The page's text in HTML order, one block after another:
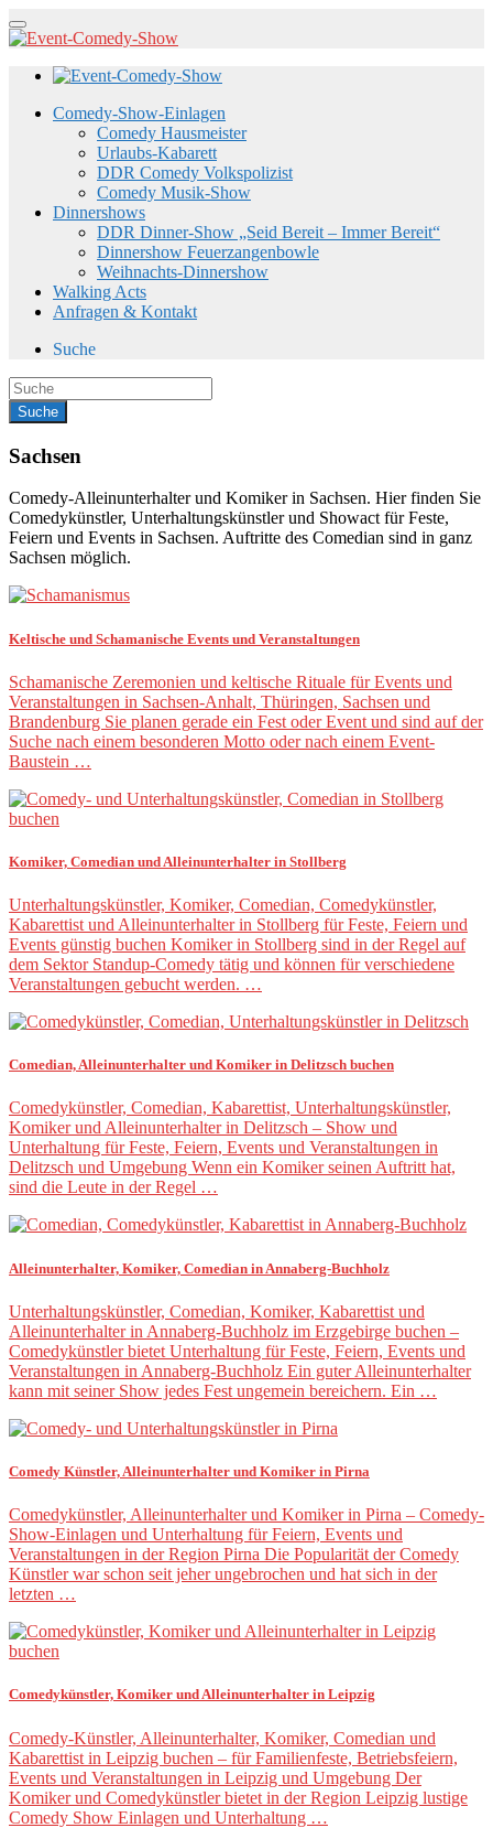
Comedy-Show-Einlagen
Comedy Hausmeister
Urlaubs-Kabarett
DDR Comedy Volkspolizist
Comedy Musik-Show
Dinnershows
DDR Dinner-Show „Seid Bereit – Immer Bereit“
Dinnershow Feuerzangenbowle
Weihnachts-Dinnershow
Walking Acts
Anfragen & Kontakt
Suche
Sachsen
Comedy-Alleinunterhalter und Komiker in Sachsen. Hier finden Sie
Comedykünstler, Unterhaltungskünstler und Showact für Feste,
Feiern und Events in Sachsen. Auftritte des Comedian sind in ganz
Sachsen möglich.
Keltische und Schamanische Events und Veranstaltungen
Schamanische Zeremonien und keltische Rituale für Events und
Veranstaltungen in Sachsen-Anhalt, Thüringen, Sachsen und
Brandenburg Sie planen gerade ein Fest oder Event und sind auf der
Suche nach einem besonderen Motto oder nach einem Event-
Baustein …
Komiker, Comedian und Alleinunterhalter in Stollberg
Unterhaltungskünstler, Komiker, Comedian, Comedykünstler,
Kabarettist und Alleinunterhalter in Stollberg für Feste, Feiern und
Events günstig buchen Komiker in Stollberg sind in der Regel auf
dem Sektor Standup-Comedy tätig und können für verschiedene
Veranstaltungen gebucht werden. …
Comedian, Alleinunterhalter und Komiker in Delitzsch buchen
Comedykünstler, Comedian, Kabarettist, Unterhaltungskünstler,
Komiker und Alleinunterhalter in Delitzsch – Show und
Unterhaltung für Feste, Feiern, Events und Veranstaltungen in
Delitzsch und Umgebung Wenn ein Komiker seinen Auftritt hat,
sind die Leute in der Regel …
Alleinunterhalter, Komiker, Comedian in Annaberg-Buchholz
Unterhaltungskünstler, Comedian, Komiker, Kabarettist und
Alleinunterhalter in Annaberg-Buchholz im Erzgebirge buchen –
Comedykünstler bietet Unterhaltung für Feste, Feiern, Events und
Veranstaltungen in Annaberg-Buchholz Ein guter Alleinunterhalter
kann mit seiner Show jedes Fest ungemein bereichern. Ein …
Comedy Künstler, Alleinunterhalter und Komiker in Pirna
Comedykünstler, Alleinunterhalter und Komiker in Pirna – Comedy-
Show-Einlagen und Unterhaltung für Feiern, Events und
Veranstaltungen in der Region Pirna Die Popularität der Comedy
Künstler war schon seit jeher ungebrochen und hat sich in der
letzten …
Comedykünstler, Komiker und Alleinunterhalter in Leipzig
Comedy-Künstler, Alleinunterhalter, Komiker, Comedian und
Kabarettist in Leipzig buchen – für Familienfeste, Betriebsfeiern,
Events und Veranstaltungen in Leipzig und Umgebung Der
Komiker und Comedykünstler bietet in der Region Leipzig lustige
Comedy Show Einlagen und Unterhaltung …